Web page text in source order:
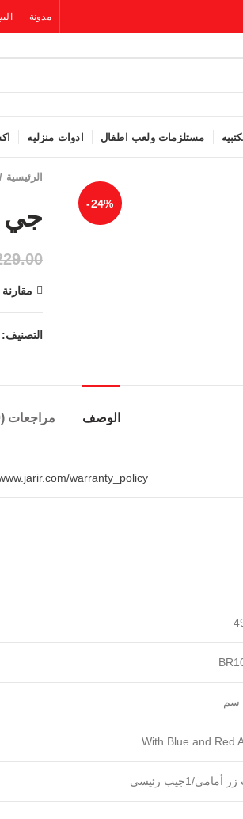
مدونة
مستلزمات ولعب اطفال ادوات منزليه
-24%
الرئيسية
مقارنة
التصنيف:
الوصف مراجعات (0)
warranty_policy/
‎With Blue and Red